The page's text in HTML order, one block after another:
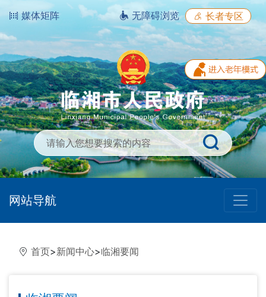
媒体矩阵 无障碍浏览 长者专区
网站导航
首页>新闻中心>临湘要闻